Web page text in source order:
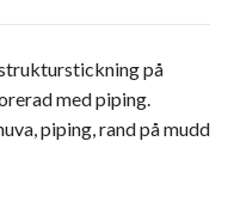
på
med piping.
piping, rand på mudd